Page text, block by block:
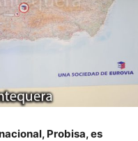
Probisa, es